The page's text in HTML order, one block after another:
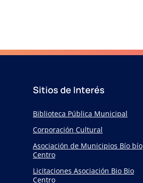
Sitios de Interés
Biblioteca Pública Municipal
Corporación Cultural
Asociación de Municipios Bío bío
Centro
Licitaciones Asociación Bio Bio
Centro